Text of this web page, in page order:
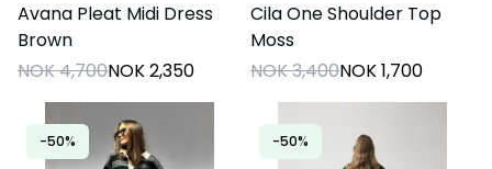
Avana Pleat Midi Dress
Brown
NOK 4,700NOK 2,350
Cila One Shoulder Top
Moss
NOK 3,400NOK 1,700
-50% -50%